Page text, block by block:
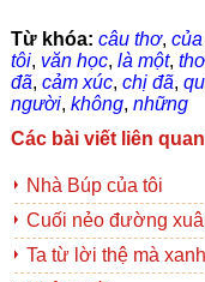
Từ khóa: câu thơ,
tôi, văn học, là một,
đã, cảm xúc, chị đã,
người, không, những
Các bài viết liên
Nhà Búp của tôi
Cuối nẻo đường
Ta từ lời thệ mà xanh